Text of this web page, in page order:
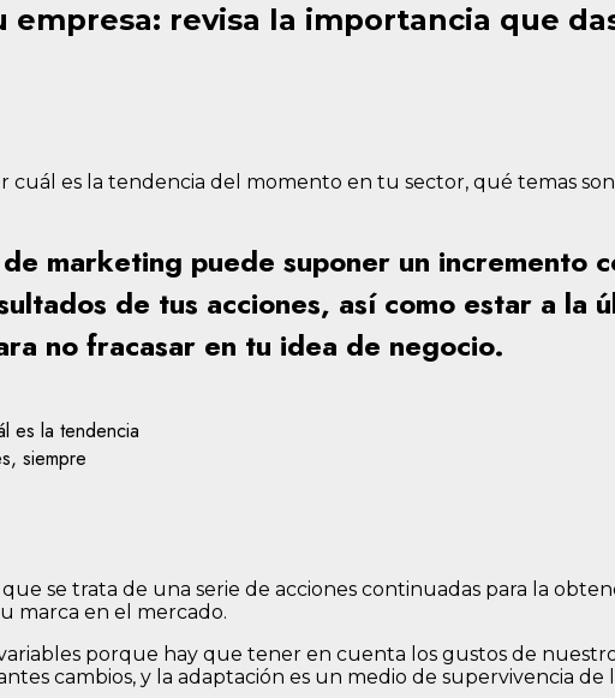
revisa la importancia que
es la tendencia del momento en tu sector, qué temas
marketing puede suponer un incremento
de tus acciones, así como estar a la
no fracasar en tu idea de negocio.
es la tendencia
siempre
se trata de una serie de acciones continuadas para la
marca en el mercado.
porque hay que tener en cuenta los gustos de
cambios, y la adaptación es un medio de supervivencia de